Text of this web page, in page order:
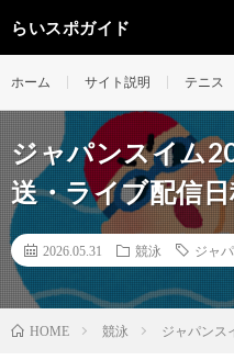
らいスポガイド
ホーム サイト説明 テニス
ジャパンスイム
送・ライブ配信
2026.05.31 競泳 ジャ
HOME 競泳 ジャパンス